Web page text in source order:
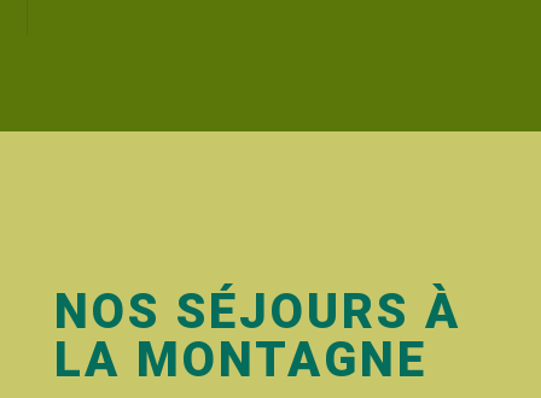
NOS SÉJOURS À
LA MONTAGNE